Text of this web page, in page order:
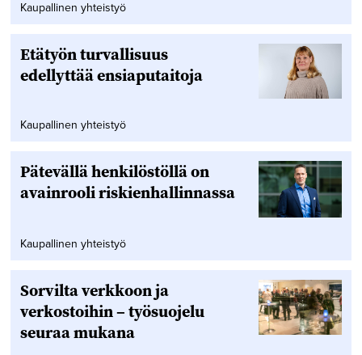
Kaupallinen yhteistyö
Etätyön turvallisuus
edellyttää ensiaputaitoja
Kaupallinen yhteistyö
Pätevällä henkilöstöllä on
avainrooli riskienhallinnassa
Kaupallinen yhteistyö
Sorvilta verkkoon ja
verkostoihin – työsuojelu
seuraa mukana